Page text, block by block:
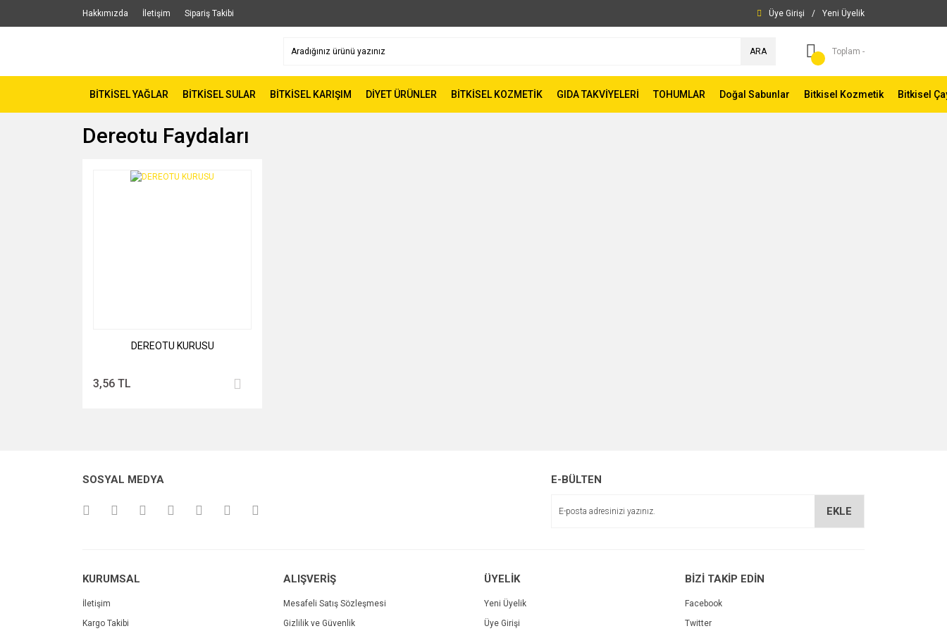
Hakkımızda İletişim Sipariş Takibi Üye Girişi / Yeni Üyelik
ARA Toplam -
BİTKİSEL YAĞLAR BİTKİSEL SULAR BİTKİSEL KARIŞIM DİYET ÜRÜNLER BİTKİSEL KOZMETİK GIDA TAKVİYELERİ TOHUMLAR Doğal Sabunlar Bitkisel Kozmetik Bitkisel
Dereotu Faydaları
DEREOTU KURUSU
3,56 TL
SOSYAL MEDYA E-BÜLTEN
EKLE
KURUMSAL
İletişim
Kargo Takibi
ALIŞVERİŞ
Mesafeli Satış Sözleşmesi
Gizlilik ve Güvenlik
ÜYELİK
Yeni Üyelik
Üye Girişi
BİZİ TAKİP EDİN
Facebook
Twitter